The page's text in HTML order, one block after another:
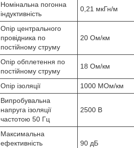
Номінальна погонна
індуктивність
0,21 мкГн/м
Опір центрального
провідника по
постійному струму
20 Ом/км
Опір обплетення по
постійному струму
18 Ом/км
Опір ізоляції
1000 МОм/км
Випробувальна
напруга ізоляції
частотою 50 Гц
2500 В
Максимальна
ефективність
90 дБ